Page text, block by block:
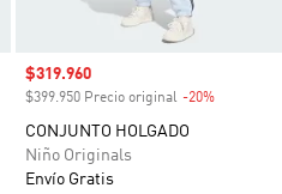
Precio de venta
$319.960
$399.950 Precio original -20%
CONJUNTO HOLGADO
Niño Originals
Envío Gratis